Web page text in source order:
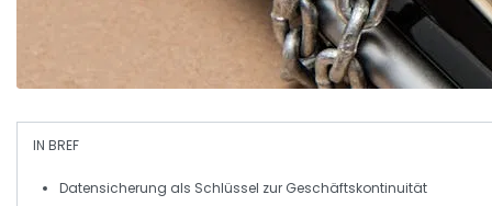
IN BREF
Datensicherung als Schlüssel zur Geschäftskontinuität